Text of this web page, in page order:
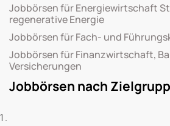
Jobbörsen für Energiewirtschaft
regenerative Energie
Jobbörsen für Fach- und
Jobbörsen für Finanzwirtschaft,
Versicherungen
Jobbörsen nach